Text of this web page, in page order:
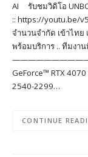
AI รับชมวิดิโอ
:: https://youtu.be/
จำนวนจำกัด เข้าไทย
พร้อมบริการ .. ทีมงา
GeForce™ RTX
2540-2299…
CONTINUE